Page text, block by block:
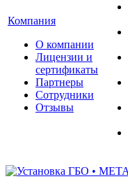
Компания
О компании
Лицензии и
сертификаты
Партнеры
Сотрудники
Отзывы